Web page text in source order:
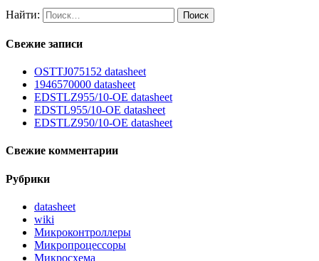
Найти:
Свежие записи
OSTTJ075152 datasheet
1946570000 datasheet
EDSTLZ955/10-OE datasheet
EDSTL955/10-OE datasheet
EDSTLZ950/10-OE datasheet
Свежие комментарии
Рубрики
datasheet
wiki
Микроконтроллеры
Микропроцессоры
Микросхема